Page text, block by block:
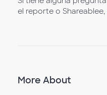
el reporte o Shareablee,
More About